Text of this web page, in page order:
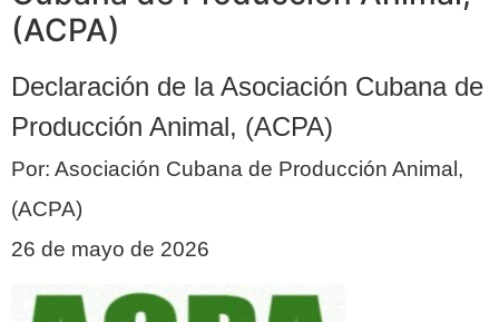
(ACPA)
Declaración de la Asociación Cubana de
Producción Animal, (ACPA)
Por: Asociación Cubana de Producción Animal,
(ACPA)
26 de mayo de 2026